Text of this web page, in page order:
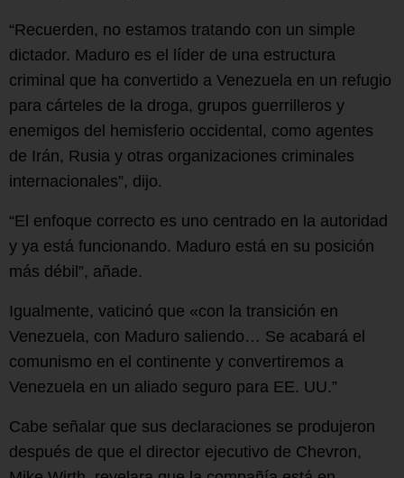
“Recuerden, no estamos tratando con un simple
dictador. Maduro es el líder de una estructura
criminal que ha convertido a Venezuela en un refugio
para cárteles de la droga, grupos guerrilleros y
enemigos del hemisferio occidental, como agentes
de Irán, Rusia y otras organizaciones criminales
internacionales”, dijo.
“El enfoque correcto es uno centrado en la autoridad
y ya está funcionando. Maduro está en su posición
más débil”, añade.
Igualmente, vaticinó que «con la transición en
Venezuela, con Maduro saliendo… Se acabará el
comunismo en el continente y convertiremos a
Venezuela en un aliado seguro para EE. UU.”
Cabe señalar que sus declaraciones se produjeron
después de que el director ejecutivo de Chevron,